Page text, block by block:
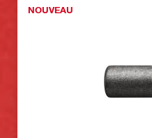
NOUVEAU